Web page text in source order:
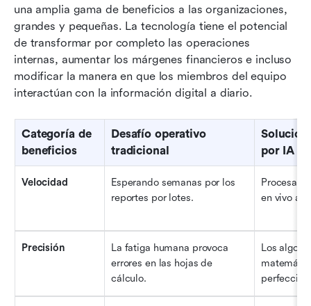
una amplia gama de beneficios a las organizaciones,
grandes y pequeñas. La tecnología tiene el potencial
de transformar por completo las operaciones
internas, aumentar los márgenes financieros e incluso
modificar la manera en que los miembros del equipo
interactúan con la información digital a diario.
Categoría de
beneficios
Desafío operativo
tradicional
por IA
Velocidad
Esperando semanas por los
reportes por lotes.
en vivo al
Precisión
La fatiga humana provoca
errores en las hojas de
cálculo.
Los